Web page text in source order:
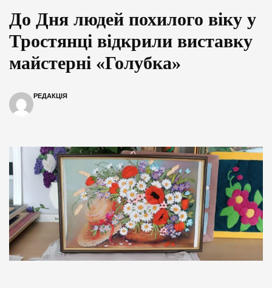
До Дня людей похилого віку у
Тростянці відкрили виставку
майстерні «Голубка»
РЕДАКЦІЯ